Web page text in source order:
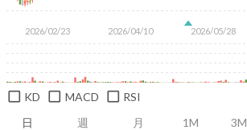
日 週 月 1M 3M
2026/02/23 2026/04/10 2026/05/28
KD MACD RSI